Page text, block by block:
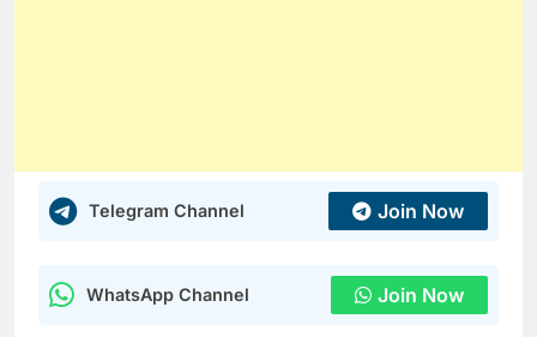
Telegram Channel Join Now
WhatsApp Channel Join Now